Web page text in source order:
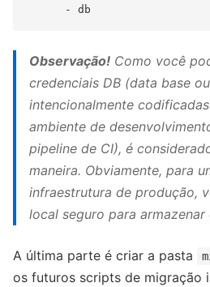
Observação! Como você
credenciais DB (data base
intencionalmente
ambiente de
pipeline de CI), é
maneira. Obviamente, para
infraestrutura de produção,
local seguro para armazenar
A última parte é criar a pasta
os futuros scripts de migração